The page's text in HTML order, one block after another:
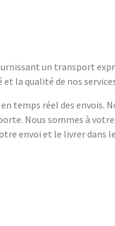
un transport
la qualité de nos
temps réel des envois.
Nous sommes à votre
envoi et le livrer dans